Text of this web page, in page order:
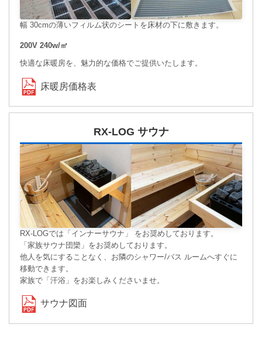
幅 30cmの薄いフィルム状のシートを床材の下に敷きます。
200V 240w/㎡
快適な床暖房を、魅力的な価格でご提供いたします。
床暖房価格表
RX-LOG サウナ
RX-LOGでは「インナーサウナ」 をお奨めしております。
「家族サウナ団欒」をお奨めしております。
他人を気にすることなく、お隣のシャワー/バス ルームへすぐに
移動できます。
家族で「汗浴」をお楽しみくださいませ。
サウナ図面